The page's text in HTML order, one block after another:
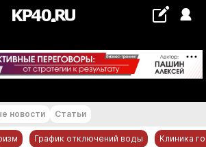
+29...+30 °С
новости Статьи
График отключений воды Клиника